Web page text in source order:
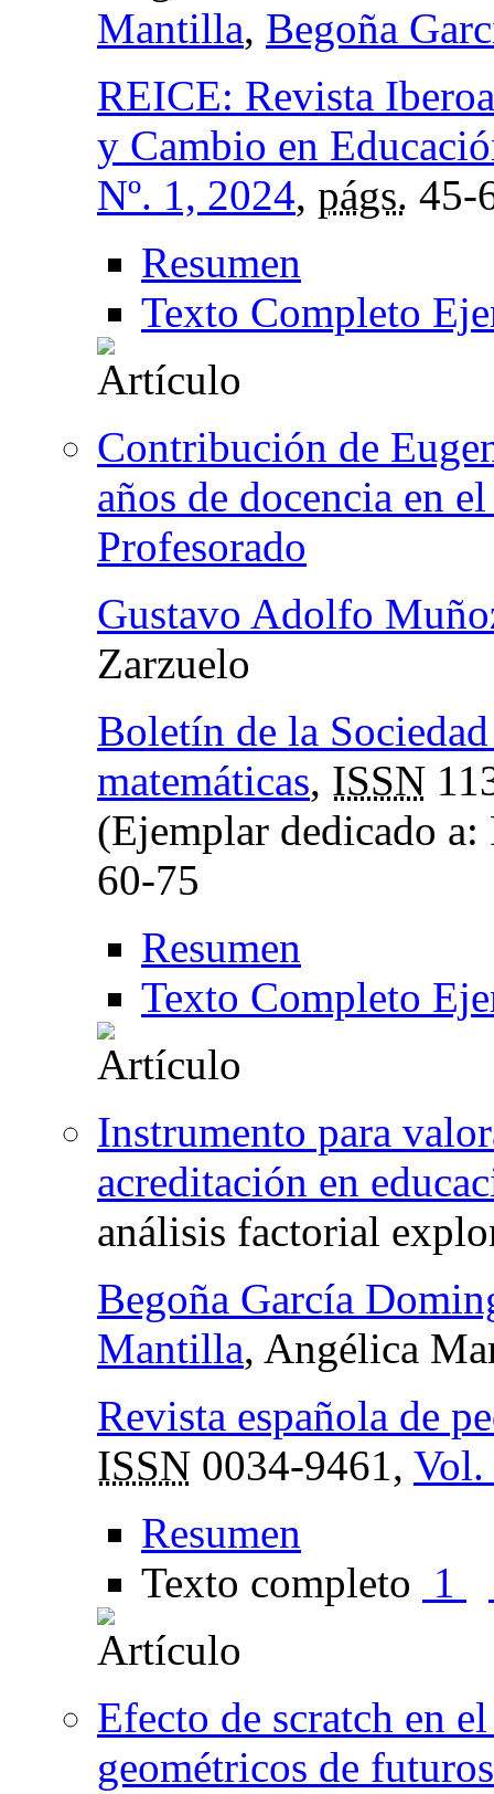
Mantilla, Begoña
REICE: Revista
y Cambio en
Nº. 1, 2024, págs. 45-
Resumen
Texto Completo
Contribución de
años de docencia en
Profesorado
Gustavo Adolfo
Zarzuelo
Boletín de la
matemáticas, ISSN
(Ejemplar dedicado
60-75
Resumen
Texto Completo
Instrumento para
acreditación en
análisis factorial
Begoña García
Mantilla, Angélica
Revista española de
ISSN 0034-9461, Vol.
Resumen
Texto completo 1
Efecto de scratch en
geométricos de